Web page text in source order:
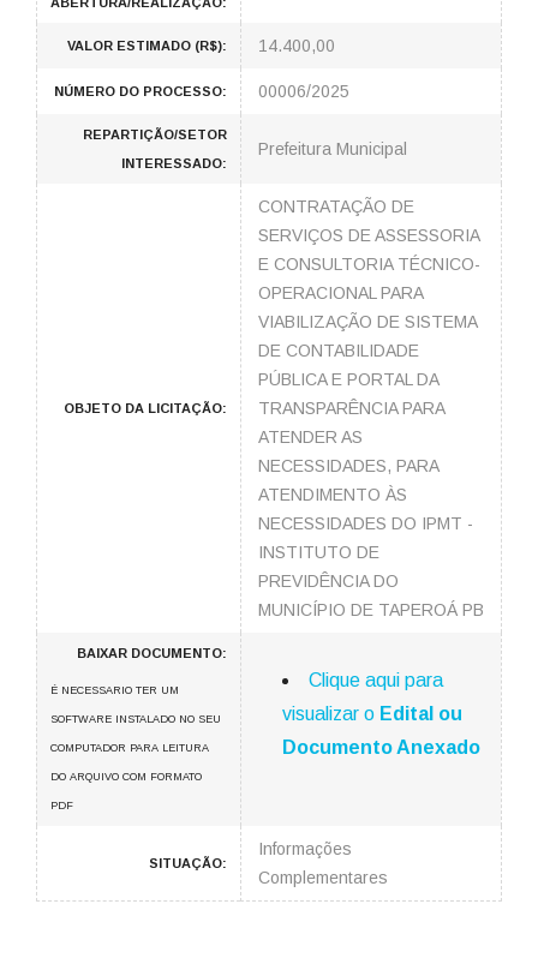
VALOR ESTIMADO (R$): 14.400,00
NÚMERO DO PROCESSO: 00006/2025
REPARTIÇÃO/SETOR
INTERESSADO:
Prefeitura Municipal
OBJETO DA LICITAÇÃO:
CONTRATAÇÃO DE
SERVIÇOS DE ASSESSORIA
E CONSULTORIA TÉCNICO-
OPERACIONAL PARA
VIABILIZAÇÃO DE SISTEMA
DE CONTABILIDADE
PÚBLICA E PORTAL DA
TRANSPARÊNCIA PARA
ATENDER AS
NECESSIDADES, PARA
ATENDIMENTO ÀS
NECESSIDADES DO IPMT -
INSTITUTO DE
PREVIDÊNCIA DO
MUNICÍPIO DE TAPEROÁ PB
BAIXAR DOCUMENTO:
É NECESSARIO TER UM
SOFTWARE INSTALADO NO SEU
COMPUTADOR PARA LEITURA
DO ARQUIVO COM FORMATO
PDF
Clique aqui para
visualizar o Edital ou
Documento Anexado
SITUAÇÃO:
Informações
Complementares